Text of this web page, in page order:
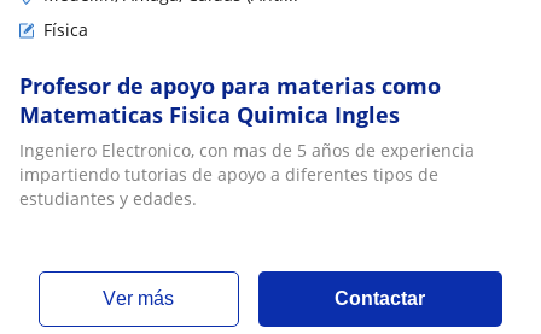
Física
Profesor de apoyo para materias como
Matematicas Fisica Quimica Ingles
Ingeniero Electronico, con mas de 5 años de experiencia
impartiendo tutorias de apoyo a diferentes tipos de
estudiantes y edades.
ver más Contactar